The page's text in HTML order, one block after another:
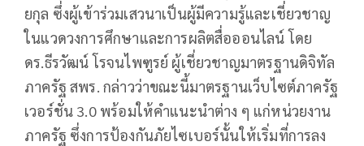
ยกุล ซึ่งผู้เข้าร่วมเสวนาเป็นผู้มีความรู้และเชี่ยวชาญ
ในแวดวงการศึกษาและการผลิตสื่อออนไลน์ โดย
ดร.ธีรวัฒน์ โรจนไพฑูรย์ ผู้เชี่ยวชาญมาตรฐานดิจิทัล
ภาครัฐ สพร. กล่าวว่าขณะนี้มาตรฐานเว็บไซต์ภาครัฐ
เวอร์ชั่น 3.0 พร้อมให้คำแนะนำต่าง ๆ แก่หน่วยงาน
ภาครัฐ ซึ่งการป้องกันภัยไซเบอร์นั้นให้เริ่มที่การลง